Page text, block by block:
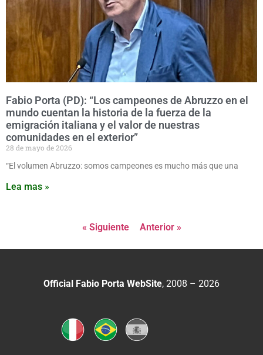
Fabio Porta (PD): “Los campeones de Abruzzo en el
mundo cuentan la historia de la fuerza de la
emigración italiana y el valor de nuestras
comunidades en el exterior”
28 de mayo de 2026
“El volumen Abruzzo: somos campeones es mucho más que una
Lea mas »
« Siguiente Anterior »
Official Fabio Porta WebSite, 2008 – 2026